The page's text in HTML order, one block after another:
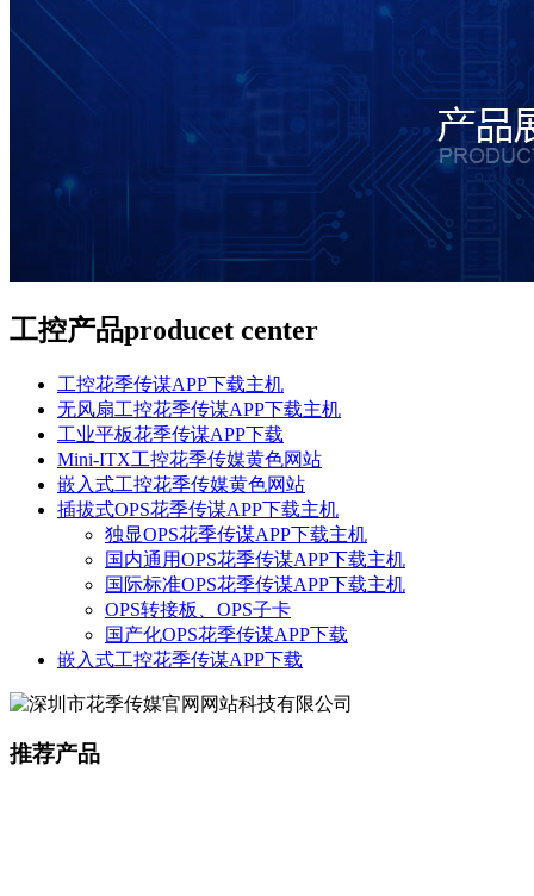
工控产品producet center
工控花季传谋APP下载主机
无风扇工控花季传谋APP下载主机
工业平板花季传谋APP下载
Mini-ITX工控花季传媒黄色网站
嵌入式工控花季传媒黄色网站
插拔式OPS花季传谋APP下载主机
独显OPS花季传谋APP下载主机
国内通用OPS花季传谋APP下载主机
国际标准OPS花季传谋APP下载主机
OPS转接板、OPS子卡
国产化OPS花季传谋APP下载
嵌入式工控花季传谋APP下载
推荐产品